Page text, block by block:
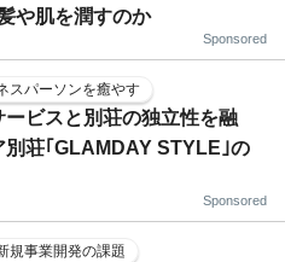
や肌を潤すのか
Sponsored
スパーソンを癒やす
ービスと別荘の独立性を融
荘｢GLAMDAY STYLE｣の
Sponsored
規事業開発の課題